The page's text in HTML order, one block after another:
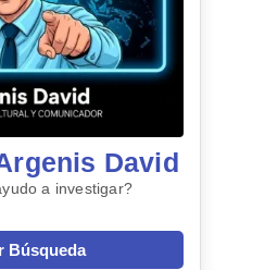
David
a investigar?
Búsqueda